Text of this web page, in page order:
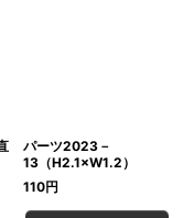
パーツ2023－
13（H2.1×W1.2）
110円